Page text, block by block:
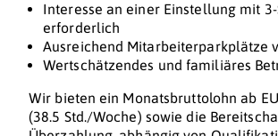
Interesse an einer Einstellung mit
erforderlich
Ausreichend Mitarbeiterparkplätze
Wertschätzendes und familiäres
Wir bieten ein Monatsbruttolohn ab
(38.5 Std./Woche) sowie die